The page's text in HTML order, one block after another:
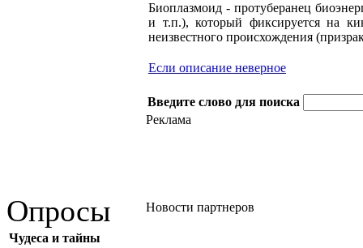
Опросы
Чудеса и тайны
Биоплазмоид - протуберанец
и т.п.), который фиксируется на
неизвестного происхождения
Если описание неверное
Введите слово для поиска
Реклама
Новости партнеров